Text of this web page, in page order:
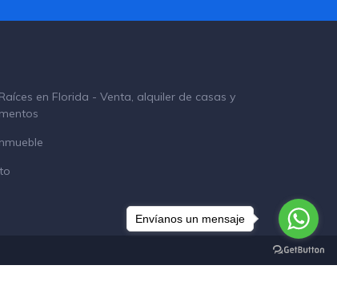
en Florida - Venta, alquiler de casas y
Envíanos un mensaje